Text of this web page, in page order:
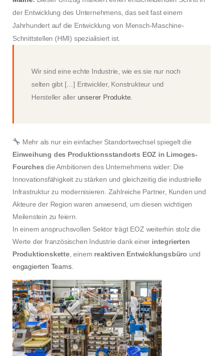
der Entwicklung des Unternehmens, das seit fast einem
Jahrhundert auf die Entwicklung von Mensch-Maschine-
Schnittstellen (HMI) spezialisiert ist.
Wir sind eine echte Industrie, wie es sie nur noch
selten gibt […] Entwickler, Konstrukteur und
Hersteller aller unserer Produkte.
Mehr als nur ein einfacher Standortwechsel spiegelt die
Einweihung des Produktionsstandorts EOZ in Limoges-
Fourches die Ambitionen des Unternehmens wider: Die
Innovationsfähigkeit zu stärken und gleichzeitig die industrielle
Infrastruktur zu modernisieren. Zahlreiche Partner, Kunden und
Akteure der Region waren anwesend, um diesen wichtigen
Meilenstein zu feiern.
In einem anspruchsvollen Sektor trägt EOZ weiterhin stolz die
Werte der französischen Industrie dank einer integrierten
Produktionskette, einem reaktiven Entwicklungsbüro und
engagierten Teams.